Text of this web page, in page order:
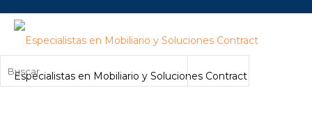
Especialistas en Mobiliario y Soluciones Contract